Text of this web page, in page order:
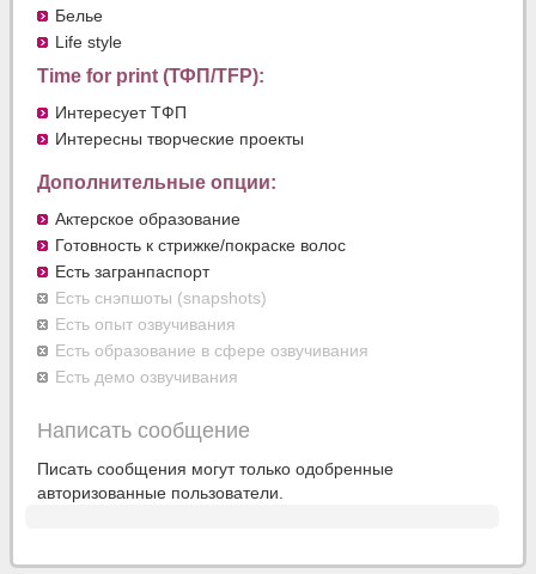
Белье
Life style
Time for print (ТФП/TFP):
Интересует ТФП
Интересны творческие проекты
Дополнительные опции:
Актерское образование
Готовность к стрижке/покраске волос
Есть загранпаспорт
Есть снэпшоты (snapshots)
Есть опыт озвучивания
Есть образование в сфере озвучивания
Есть демо озвучивания
Написать сообщение
Писать сообщения могут только одобренные
авторизованные пользователи.